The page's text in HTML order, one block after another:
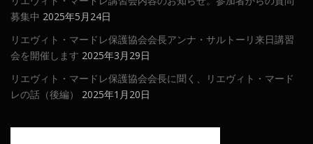
募集中 2025年5月24日
リエヴィト・マードレ保護協会会長アンナ・サルトーリ来日講習
会を開催します 2025年3月29日
リエヴィト・マードレ保護協会会長に聞く、リエヴィト・マード
レの話（後編）
2025年1月20日